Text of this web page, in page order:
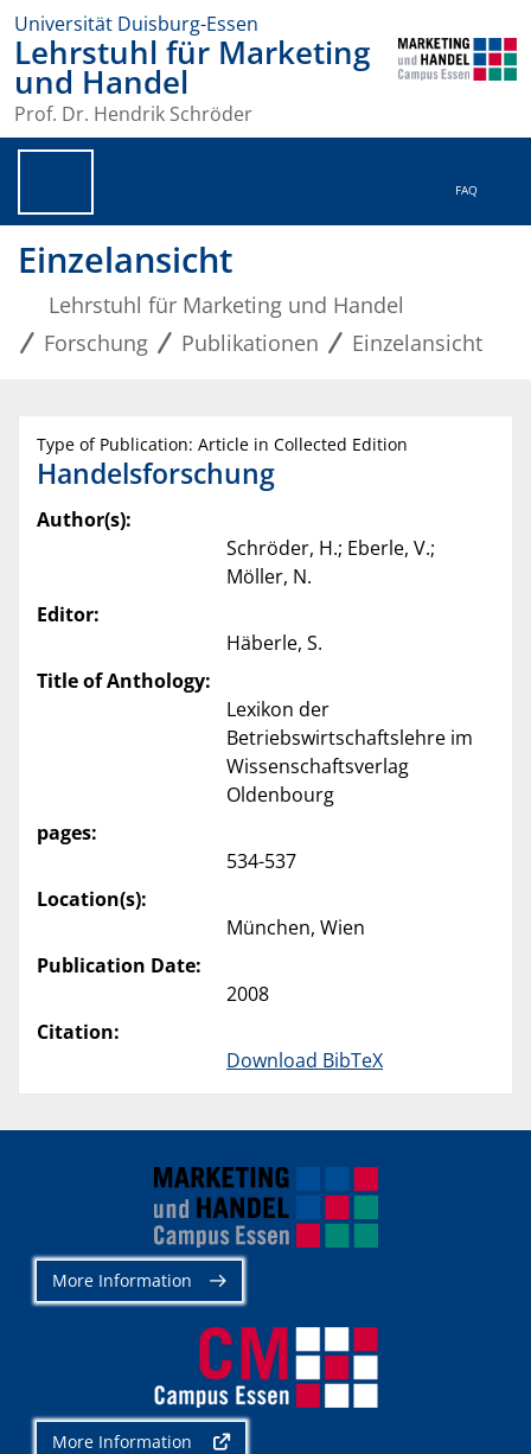
Universität Duisburg-Essen
Lehrstuhl für Marketing
und Handel
Prof. Dr. Hendrik Schröder
FAQ
Einzelansicht
Lehrstuhl für Marketing und Handel
Forschung
Publikationen Einzelansicht
Type of Publication: Article in Collected Edition
Handelsforschung
Author(s):
Schröder, H.; Eberle, V.;
Möller, N.
Editor:
Häberle, S.
Title of Anthology:
Lexikon der
Betriebswirtschaftslehre im
Wissenschaftsverlag
Oldenbourg
pages:
534-537
Location(s):
München, Wien
Publication Date:
2008
Citation:
Download BibTeX
More Information
More Information